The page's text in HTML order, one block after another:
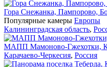
Гора Снежанка, Пампорово,
Популярные камеры Европы
Калининградская область,
МАПП Мамоново-Гжехотки,
Карачаево-Черкесия, Россия